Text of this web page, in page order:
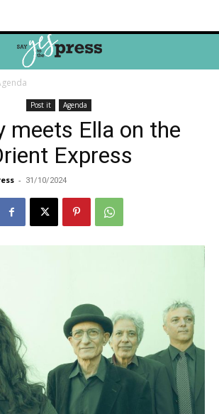
Post it Agenda
meets Ella on the
Express
- 31/10/2024